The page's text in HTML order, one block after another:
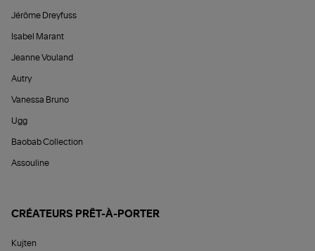
Jérôme Dreyfuss
Isabel Marant
Jeanne Vouland
Autry
Vanessa Bruno
Ugg
Baobab Collection
Assouline
CRÉATEURS PRÊT-À-PORTER
Kujten